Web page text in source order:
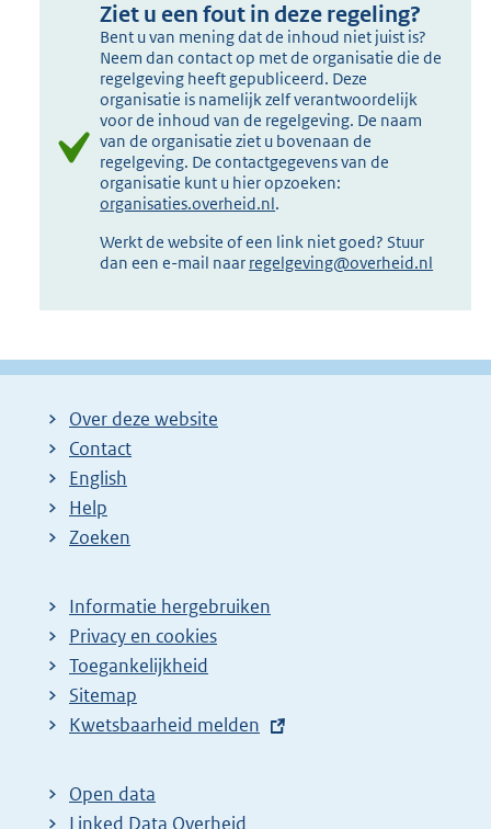
Ziet u een fout in deze regeling?
Bent u van mening dat de inhoud niet juist is?
Neem dan contact op met de organisatie die de
regelgeving heeft gepubliceerd. Deze
organisatie is namelijk zelf verantwoordelijk
voor de inhoud van de regelgeving. De naam
van de organisatie ziet u bovenaan de
regelgeving. De contactgegevens van de
organisatie kunt u hier opzoeken:
organisaties.overheid.nl.
Werkt de website of een link niet goed? Stuur
dan een e-mail naar regelgeving@overheid.nl
Over deze website
Contact
English
Help
Zoeken
Informatie hergebruiken
Privacy en cookies
Toegankelijkheid
Sitemap
E
t
e
Kwetsbaarheid melden
Open data
Linked Data Overheid